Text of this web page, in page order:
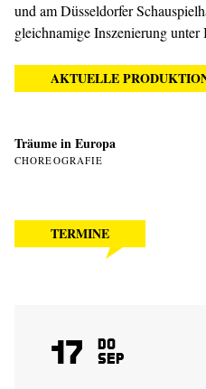
und am Düsseldorfer
gleichnamige Inszenierung unter
AKTUELLE
Träume in Europa
CHOREOGRAFIE
TERMINE
17 Do
Sep